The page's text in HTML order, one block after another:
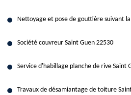
Nettoyage et pose de gouttière suivant
Société couvreur Saint Guen 22530
Service d'habillage planche de rive Saint
Travaux de désamiantage de toiture